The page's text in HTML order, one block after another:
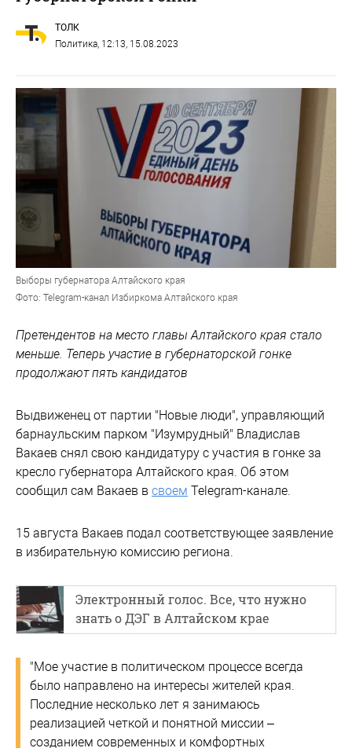
ТОЛК
Политика , 12:13, 15.08.2023
Выборы губернатора Алтайского края
Фото: Telegram-канал Избиркома Алтайского края
Претендентов на место главы Алтайского края стало
меньше. Теперь участие в губернаторской гонке
продолжают пять кандидатов
Выдвиженец от партии "Новые люди", управляющий
барнаульским парком "Изумрудный" Владислав
Вакаев снял свою кандидатуру с участия в гонке за
кресло губернатора Алтайского края. Об этом
сообщил сам Вакаев в своем Telegram-канале.
15 августа Вакаев подал соответствующее заявление
в избирательную комиссию региона.
Электронный голос. Все, что нужно
знать о ДЭГ в Алтайском крае
"Мое участие в политическом процессе всегда
было направлено на интересы жителей края.
Последние несколько лет я занимаюсь
реализацией четкой и понятной миссии –
созданием современных и комфортных